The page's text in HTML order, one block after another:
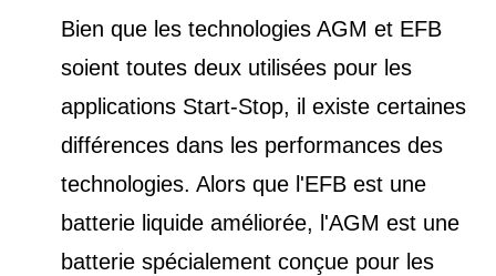
Bien que les technologies AGM et EFB
soient toutes deux utilisées pour les
applications Start-Stop, il existe certaines
différences dans les performances des
technologies. Alors que l'EFB est une
batterie liquide améliorée, l'AGM est une
batterie spécialement conçue pour les